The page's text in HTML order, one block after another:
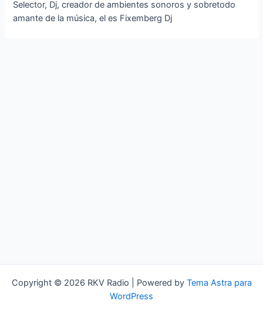
Selector, Dj, creador de ambientes sonoros y sobretodo
amante de la música, el es Fixemberg Dj
Copyright © 2026 RKV Radio | Powered by Tema Astra para
WordPress